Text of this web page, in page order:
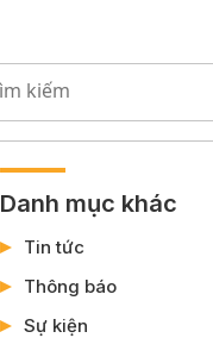
Danh mục khác
Tin tức
Thông báo
Sự kiện